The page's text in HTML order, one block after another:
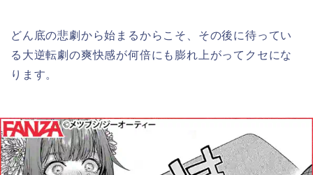
どん底の悲劇から始まるからこそ、その後に待ってい
る大逆転劇の爽快感が何倍にも膨れ上がってクセにな
ります。